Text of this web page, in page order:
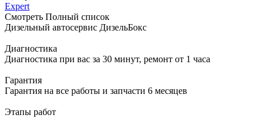
Expert
Смотреть Полный список
Дизельный автосервис ДизельБокс
Диагностика
Диагностика при вас за 30 минут, ремонт от 1 часа
Гарантия
Гарантия на все работы и запчасти 6 месяцев
Этапы работ